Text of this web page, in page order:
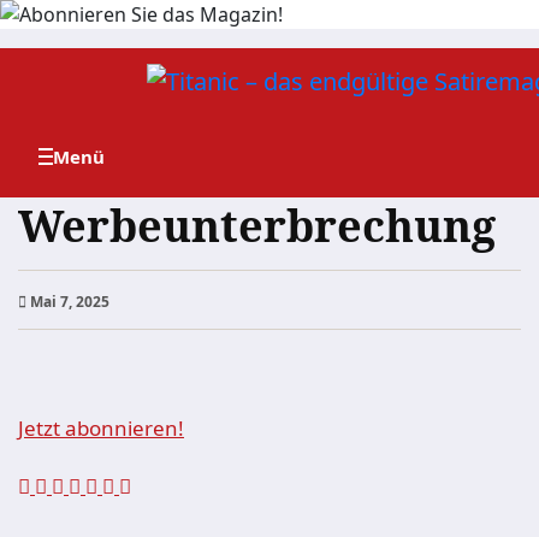
Zum
Werbeunterbrechung
Mai 7, 2025
Jetzt abonnieren!